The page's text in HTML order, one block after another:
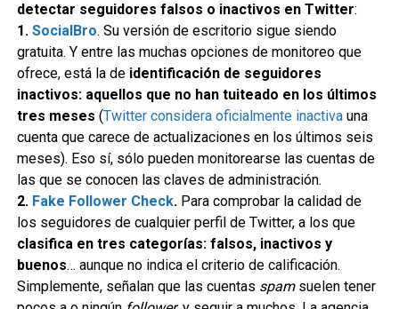
detectar seguidores falsos o inactivos en Twitter:
1. SocialBro. Su versión de escritorio sigue siendo
gratuita. Y entre las muchas opciones de monitoreo que
ofrece, está la de identificación de seguidores
inactivos: aquellos que no han tuiteado en los últimos
tres meses (Twitter considera oficialmente inactivauna
cuenta que carece de actualizaciones en los últimos seis
meses). Eso sí, sólo pueden monitorearse las cuentas de
las que se conocen las claves de administración.
2. Fake Follower Check.Para comprobar la calidad de
los seguidores de cualquier perfil de Twitter, a los que
clasifica en tres categorías: falsos, inactivos y
buenos… aunque no indica el criterio de calificación.
Simplemente, señalan que las cuentas spamsuelen tener